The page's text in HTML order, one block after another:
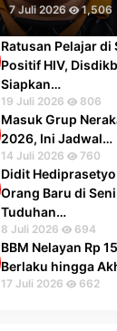
7 Juli 2026 1,506
Ratusan Pelajar di
Positif HIV,
Siapkan…
19 Juli 2026 806
Masuk Grup
2026, Ini Jadwal…
14 Juli 2026 760
Didit
Orang Baru di
Tuduhan…
8 Juli 2026 694
BBM Nelayan Rp
Berlaku hingga
17 Juli 2026 662